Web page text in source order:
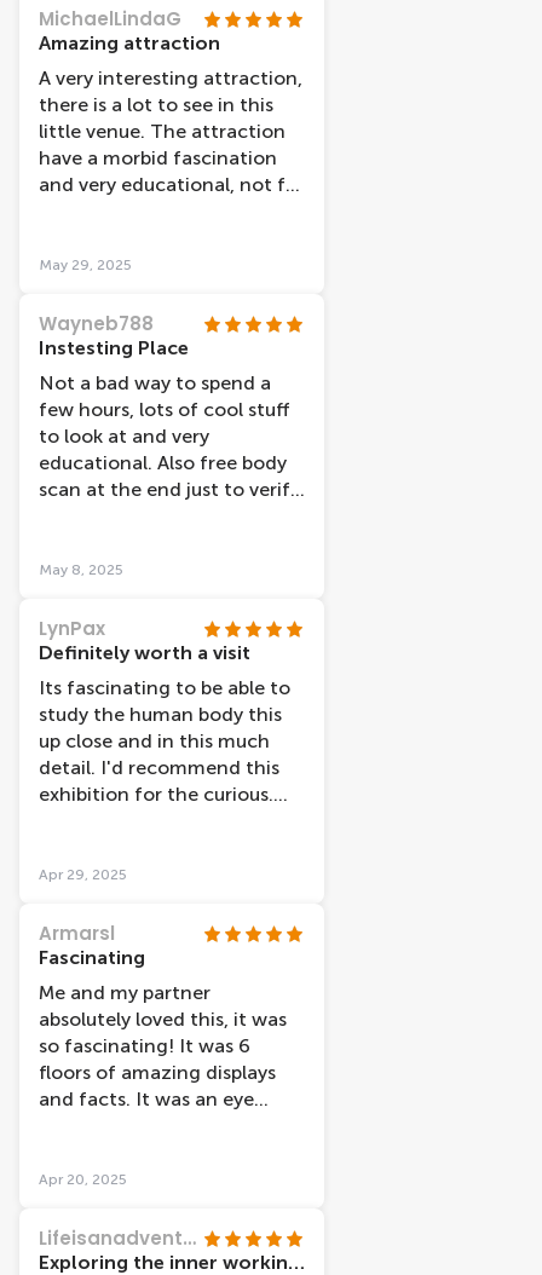
systems were the most
fascinating so make sure to
carve out enough time in
your day to visit!
MichaelLindaG
Amazing attraction
A very interesting attraction,
there is a lot to see in this
little venue. The attraction
have a morbid fascination
and very educational, not for
certainly can learn a lot. Well
to read all the information
around the venue, you may
well learn a thing or two
about yourself.
May 29, 2025
Wayneb788
Instesting Place
Not a bad way to spend a
few hours, lots of cool stuff
to look at and very
educational. Also free body
scan at the end just to verify
May 8, 2025
LynPax
Definitely worth a visit
Its fascinating to be able to
study the human body this
up close and in this much
detail. I'd recommend this
exhibition for the curious.
Thanks to Arjen and Daisy
when we arrived. It was a
weekday (Weds) and no
queue at around 3pm.
Apr 29, 2025
Armarsl
Fascinating
Me and my partner
absolutely loved this, it was
so fascinating! It was 6
floors of amazing displays
and facts. It was an eye
Apr 20, 2025
Lifeisanadventure123
Exploring the inner workings of the body